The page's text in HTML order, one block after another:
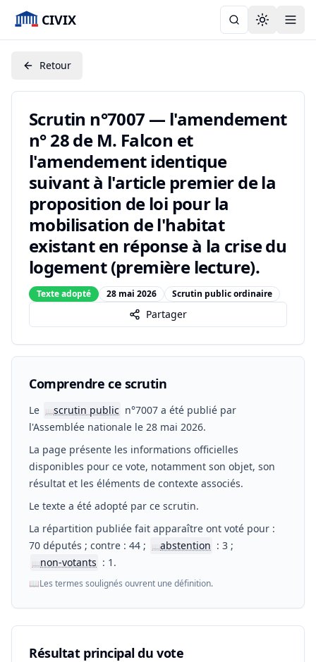
CIVIX Toggle
Retour
Scrutin n°7007 — l'amendement
n° 28 de M. Falcon et
l'amendement identique
suivant à l'article premier de la
proposition de loi pour la
mobilisation de l'habitat
existant en réponse à la crise du
logement (première lecture).
Texte adopté 28 mai 2026 Scrutin public ordinaire
Partager
Comprendre ce scrutin
Le 📖scrutin public n°7007 a été publié par
l'Assemblée nationale le 28 mai 2026.
La page présente les informations officielles
disponibles pour ce vote, notamment son objet, son
résultat et les éléments de contexte associés.
Le texte a été adopté par ce scrutin.
La répartition publiée fait apparaître ont voté pour :
70 députés ; contre : 44 ;
📖abstention : 3 ;
📖non-votants : 1.
📖Les termes soulignés ouvrent une définition.
Résultat principal du vote